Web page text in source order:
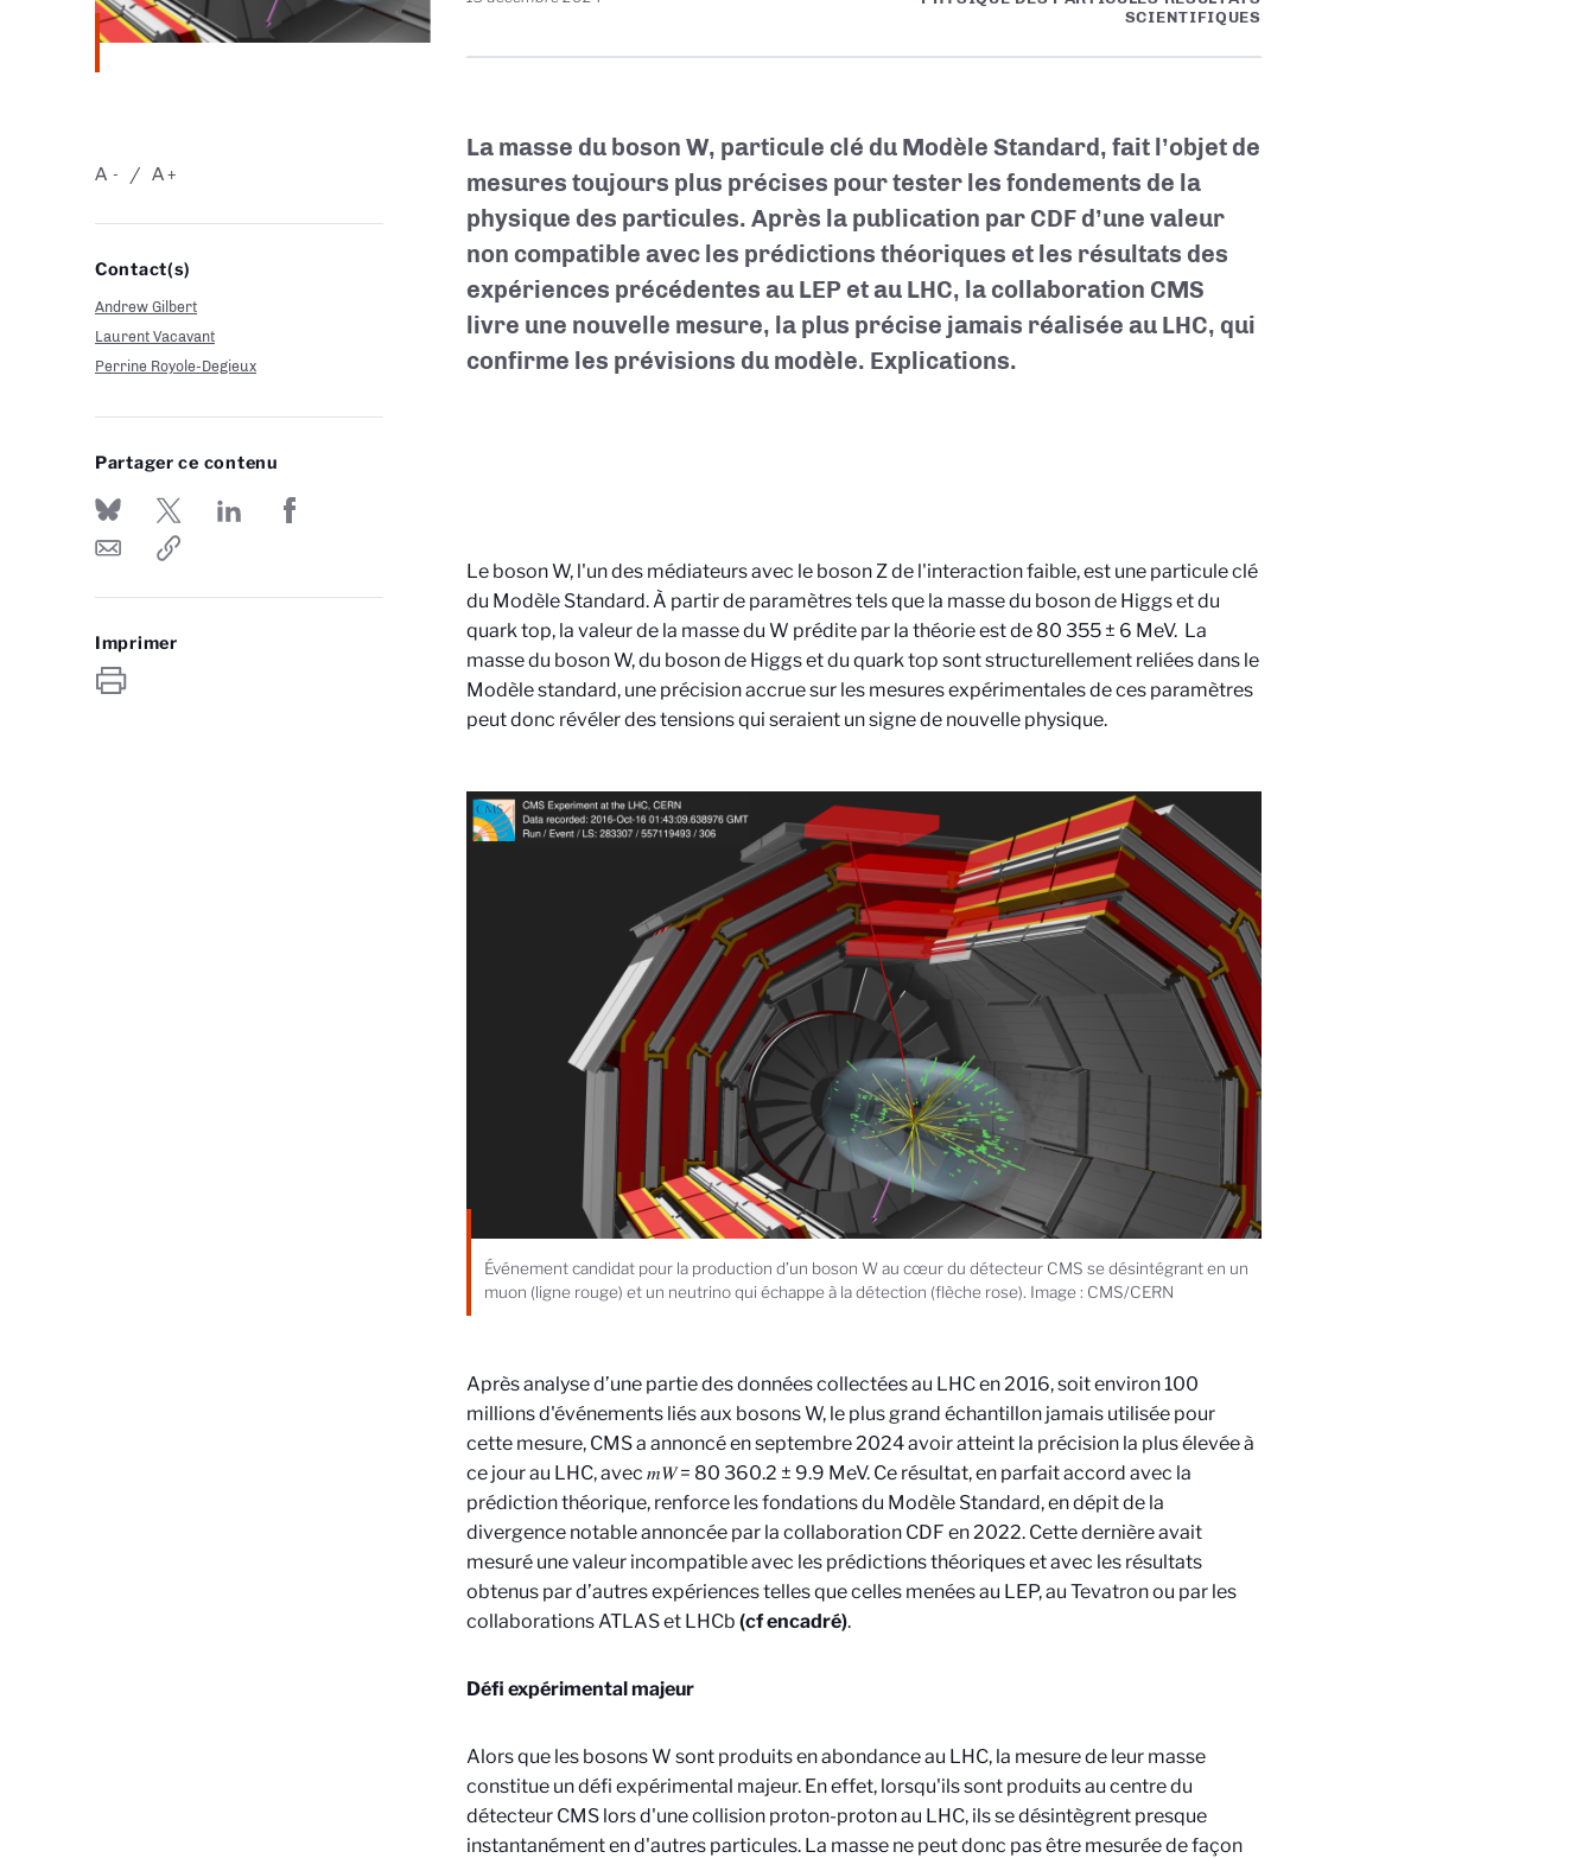
-
A +
A
Contact(s)
Andrew Gilbert
Laurent Vacavant
Perrine Royole-Degieux
Partager ce contenu
Imprimer
SCIENTIFIQUES
La masse du boson W, particule clé du Modèle Standard, fait l’objet de
mesures toujours plus précises pour tester les fondements de la
physique des particules. Après la publication par CDF d’une valeur
non compatible avec les prédictions théoriques et les résultats des
expériences précédentes au LEP et au LHC, la collaboration CMS
livre une nouvelle mesure, la plus précise jamais réalisée au LHC, qui
confirme les prévisions du modèle. Explications.
Le boson W, l'un des médiateurs avec le boson Z de l'interaction faible, est une particule clé
du Modèle Standard. À partir de paramètres tels que la masse du boson de Higgs et du
quark top, la valeur de la masse du W prédite par la théorie est de 80 355 ± 6 MeV. La
masse du boson W, du boson de Higgs et du quark top sont structurellement reliées dans le
Modèle standard, une précision accrue sur les mesures expérimentales de ces paramètres
peut donc révéler des tensions qui seraient un signe de nouvelle physique.
Événement candidat pour la production d’un boson W au cœur du détecteur CMS se désintégrant en un
muon (ligne rouge) et un neutrino qui échappe à la détection (flèche rose). Image : CMS/CERN
Après analyse d’une partie des données collectées au LHC en 2016, soit environ 100
millions d'événements liés aux bosons W, le plus grand échantillon jamais utilisée pour
cette mesure, CMS a annoncé en septembre 2024 avoir atteint la précision la plus élevée à
ce jour au LHC, avec 𝑚𝑊 = 80 360.2 ± 9.9 MeV. Ce résultat, en parfait accord avec la
prédiction théorique, renforce les fondations du Modèle Standard, en dépit de la
divergence notable annoncée par la collaboration CDF en 2022. Cette dernière avait
mesuré une valeur incompatible avec les prédictions théoriques et avec les résultats
obtenus par d’autres expériences telles que celles menées au LEP, au Tevatron ou par les
collaborations ATLAS et LHCb (cf encadré).
Défi expérimental majeur
Alors que les bosons W sont produits en abondance au LHC, la mesure de leur masse
constitue un défi expérimental majeur. En effet, lorsqu'ils sont produits au centre du
détecteur CMS lors d'une collision proton-proton au LHC, ils se désintègrent presque
instantanément en d'autres particules. La masse ne peut donc pas être mesurée de façon